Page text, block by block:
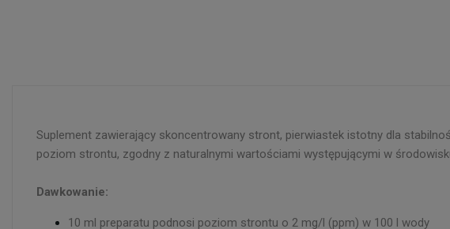
Suplement zawierający skoncentrowany stront, pierwiastek istotny dla
poziom strontu, zgodny z naturalnymi wartościami występującymi w
Dawkowanie:
10 ml preparatu podnosi poziom strontu o 2 mg/l (ppm) w 100 l wody